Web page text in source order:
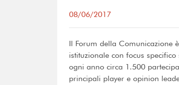
08/06/2017
Il Forum della Comunicazione
istituzionale con focus
ogni anno circa 1.500
principali player e opinion